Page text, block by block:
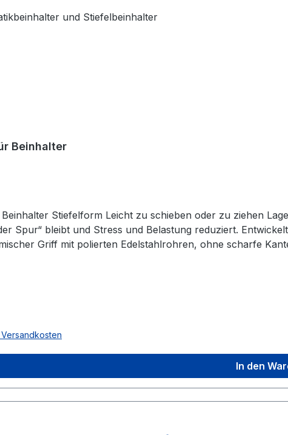
Beinhalter
Lagern Sie die Stiefelbeinhalter platzsparend vertikal Premium-Rollen sorgen
Spur“ bleibt und Stress und Belastung reduziert.
Griff mit polierten Edelstahlrohren, ohne scharfe
In den